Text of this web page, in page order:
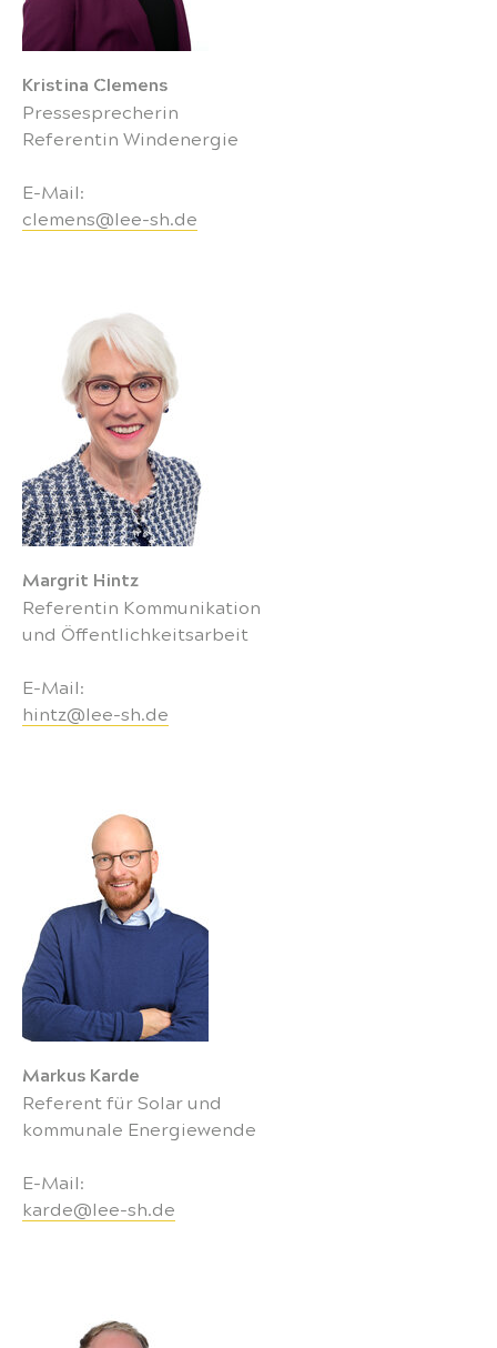
Kristina Clemens
Pressesprecherin
Referentin Windenergie
E-Mail:
clemens@lee-sh.de
Margrit Hintz
Referentin Kommunikation
und Öffentlichkeitsarbeit
E-Mail:
hintz@lee-sh.de
Markus Karde
Referent für Solar und
kommunale Energiewende
E-Mail:
karde@lee-sh.de